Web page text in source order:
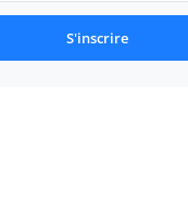
S'inscrire